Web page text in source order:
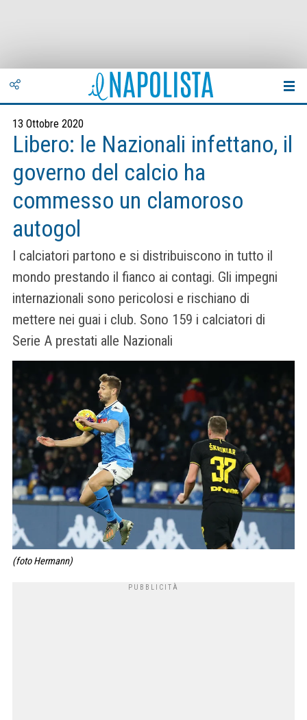
13 Ottobre 2020
Libero: le Nazionali infettano, il
governo del calcio ha
commesso un clamoroso
autogol
I calciatori partono e si distribuiscono in tutto il
mondo prestando il fianco ai contagi. Gli impegni
internazionali sono pericolosi e rischiano di
mettere nei guai i club. Sono 159 i calciatori di
Serie A prestati alle Nazionali
(foto Hermann)